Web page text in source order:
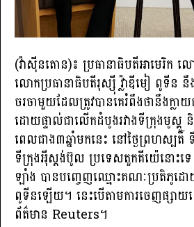
(វ៉ាស៊ីនតោន)៖ ប្រធានាធិបតីអាមេរិក
លោកប្រធានាធិបតីរុស្ស៉ី វ្ល៉ាឌីមៀ ពូទីន
ចរចាមួយដែលត្រូវបានគេរំពឹងថានឹងក្លាយ
ដោយផ្ទាល់ជាលើកដំបូងរវាងទីក្រុងមូស្គូ
ពេលជាង៣ឆ្នាំមកនេះ នៅថ្ងៃព្រហស្បតិ៍
ទីក្រុងអ៉ីស្ដង់ប៊ូល ប្រទេសតួកគីយ៉េនោះទ
ឡាំង បានបញ្ចេញឈ្មោះគណៈប្រតិភូដ
ពូទីនឡើយ។ នេះបើតាមការចេញផ្សាយ
ព័ត៌មាន Reuters។